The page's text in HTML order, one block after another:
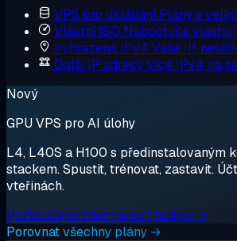
VPS pro ukládání Plány s
Vlastní ISO Nabootujte vlastní
Vyhrazená IPv4 Vaše IP,
Další IP adresyVíce IPv4 na
Nový
GPU VPS pro AI úlohy
L4, L40S a H100 s předinstalovaným
stackem. Spustit, trénovat, zastavit.
vteřinách.
Vyzkoušejte zdarma na 1 hodinu →
Porovnat všechny plány →